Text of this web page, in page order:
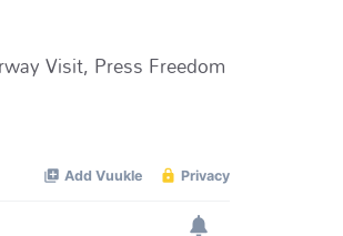
Visit, Press Freedom